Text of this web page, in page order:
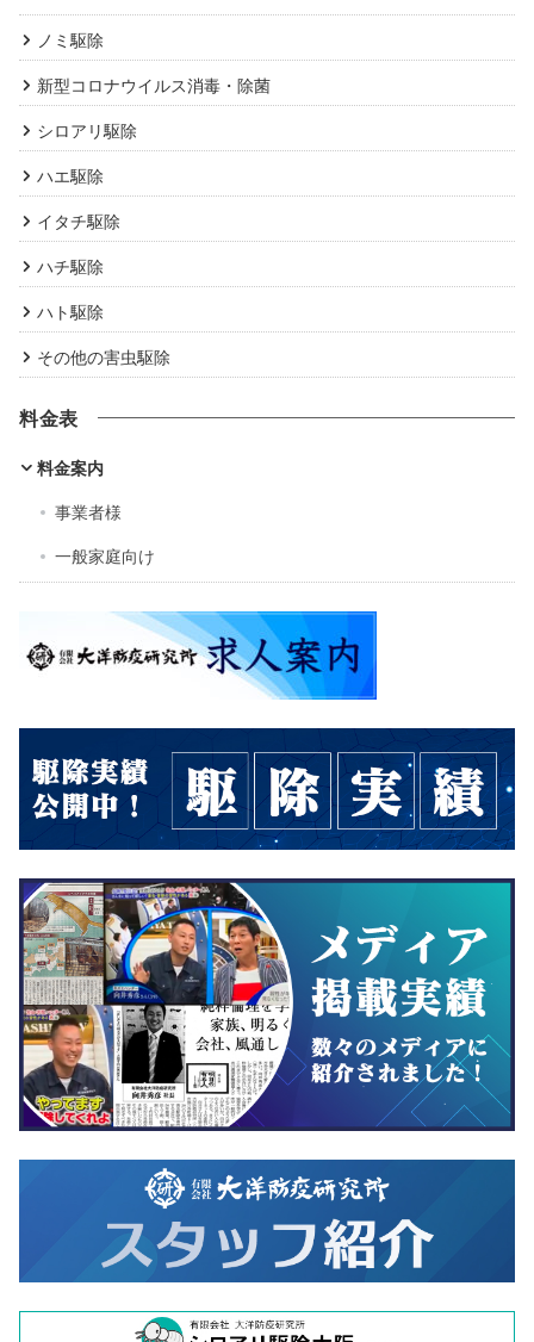
ノミ駆除
新型コロナウイルス消毒・除菌
シロアリ駆除
ハエ駆除
イタチ駆除
ハチ駆除
ハト駆除
その他の害虫駆除
料金表
料金案内
事業者様
一般家庭向け